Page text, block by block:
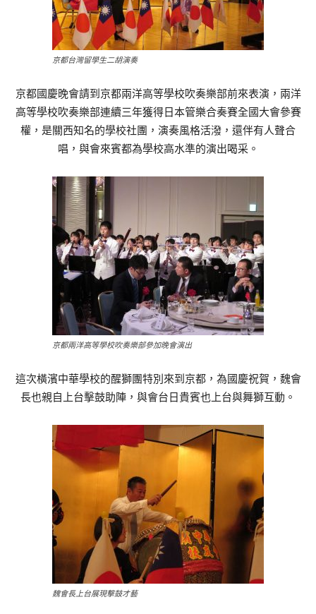
京都台灣留學生二胡演奏
京都國慶晚會請到京都兩洋高等學校吹奏樂部前來表演，兩洋
高等學校吹奏樂部連續三年獲得日本管樂合奏賽全國大會參賽
權，是關西知名的學校社團，演奏風格活潑，還伴有人聲合
唱，與會來賓都為學校高水準的演出喝采。
京都兩洋高等學校吹奏樂部參加晚會演出
這次橫濱中華學校的醒獅團特別來到京都，為國慶祝賀，魏會
長也親自上台擊鼓助陣，與會台日貴賓也上台與舞獅互動。
魏會長上台展現擊鼓才藝